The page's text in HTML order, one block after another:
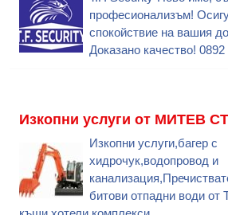
професионализъм!
спокойствие на вашия
Доказано качество!
Изкопни услуги от МИТЕВ
Изкопни услуги,багер с
хидрочук,водопровод и
битови отпадни води